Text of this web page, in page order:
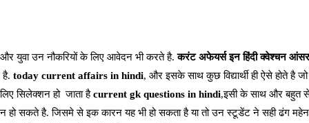
युवा उन नौकरियों के लिए आवेदन भी करते है.करंट अफेयर्स इन हिंदी क्वेश्चन
है. today current affairs in hindi, और इसके साथ कुछ विद्यार्थी ही ऐसे होते है जो
सिलेक्शन हो जाता हैcurrent gk questions in hindi,इसी के साथ और बहुत से
सकते है. जिसमे से इक कारन यह भी हो सकता है या तो उन स्टूडेंट ने सही ढंग